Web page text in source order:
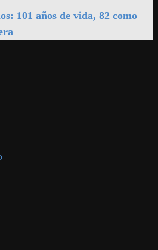
101 años de vida, 82 como